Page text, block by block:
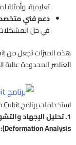
تعليمية،
دعم فني
في حل المشكلات
العناصر المحدودة
استخدامات برنامج Coreform Cubit
Deformation Analysis):